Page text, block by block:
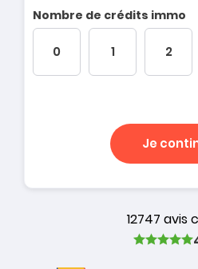
Nombre de crédits immo
0 1 2
Je
12747 avis